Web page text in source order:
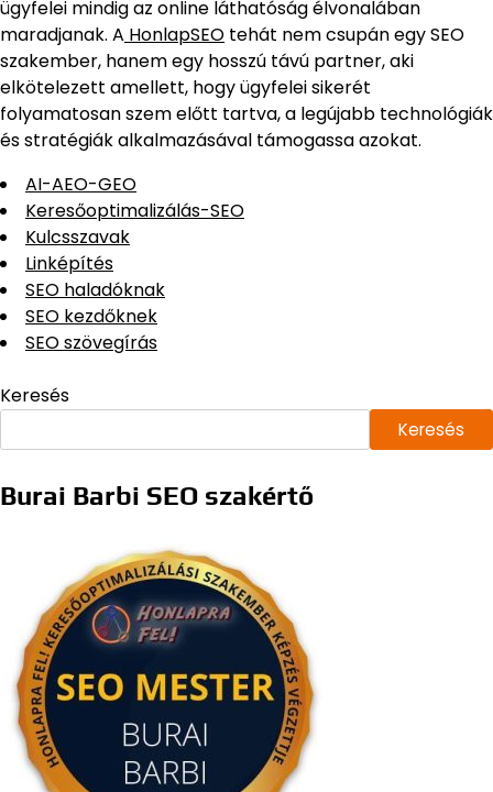
ügyfelei mindig az online láthatóság élvonalában
maradjanak. A HonlapSEO tehát nem csupán egy SEO
szakember, hanem egy hosszú távú partner, aki
elkötelezett amellett, hogy ügyfelei sikerét
folyamatosan szem előtt tartva, a legújabb technológiák
és stratégiák alkalmazásával támogassa azokat.
AI-AEO-GEO
Keresőoptimalizálás-SEO
Kulcsszavak
Linképítés
SEO haladóknak
SEO kezdőknek
SEO szövegírás
Keresés
Keresés
Burai Barbi SEO szakértő